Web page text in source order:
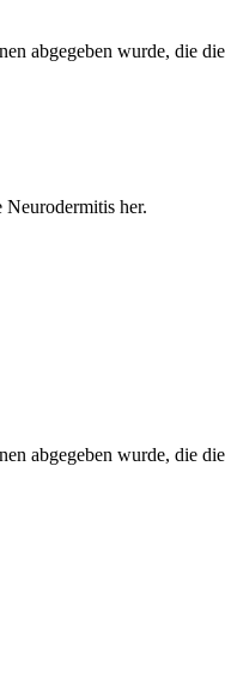
abgegeben wurde, die
Neurodermitis her.
abgegeben wurde, die